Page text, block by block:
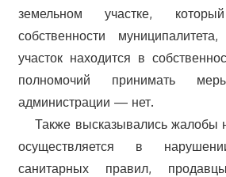
земельном участке,
собственности
участок находится в
полномочий принимать
администрации — нет.
Также высказывались жалобы
осуществляется в
санитарных правил,